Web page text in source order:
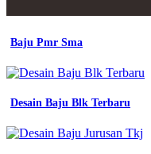
Baju Pmr Sma
Desain Baju Blk Terbaru